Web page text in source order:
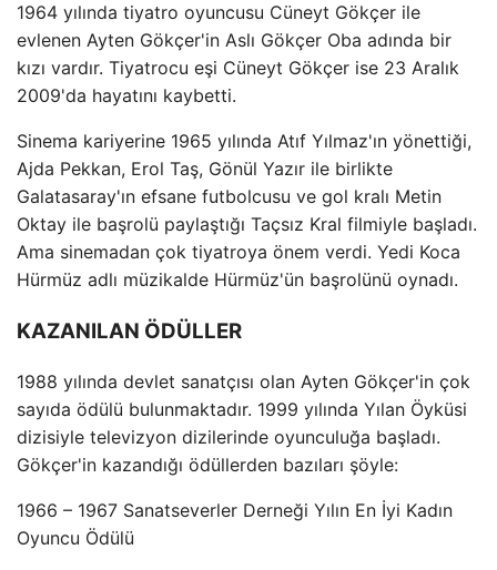
1964 yılında tiyatro oyuncusu Cüneyt Gökçer ile
evlenen Ayten Gökçer'in Aslı Gökçer Oba adında bir
kızı vardır. Tiyatrocu eşi Cüneyt Gökçer ise 23 Aralık
2009'da hayatını kaybetti.
Sinema kariyerine 1965 yılında Atıf Yılmaz'ın yönettiği,
Ajda Pekkan, Erol Taş, Gönül Yazır ile birlikte
Galatasaray'ın efsane futbolcusu ve gol kralı Metin
Oktay ile başrolü paylaştığı Taçsız Kral filmiyle başladı.
Ama sinemadan çok tiyatroya önem verdi. Yedi Koca
Hürmüz adlı müzikalde Hürmüz'ün başrolünü oynadı.
KAZANILAN ÖDÜLLER
1988 yılında devlet sanatçısı olan Ayten Gökçer'in çok
sayıda ödülü bulunmaktadır. 1999 yılında Yılan Öyküsi
dizisiyle televizyon dizilerinde oyunculuğa başladı.
Gökçer'in kazandığı ödüllerden bazıları şöyle:
1966 – 1967 Sanatseverler Derneği Yılın En İyi Kadın
Oyuncu Ödülü